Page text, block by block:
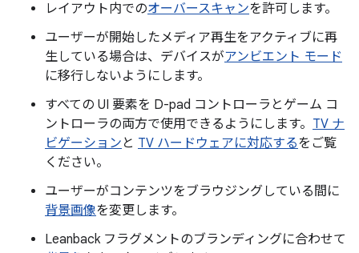
レイアウト内でのオーバースキャンを許可します。
ユーザーが開始したメディア再生をアクティブに再
生している場合は、デバイスがアンビエント モード
に移行しないようにします。
すべての UI 要素を D-pad コントローラとゲーム コ
ントローラの両方で使用できるようにします。 TV ナ
ビゲーション と TV ハードウェアに対応するをご覧
ください。
ユーザーがコンテンツをブラウジングしている間に
背景画像を変更します。
Leanback フラグメントのブランディングに合わせて